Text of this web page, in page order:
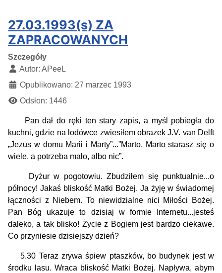
27.03.1993(s) ZA
ZAPRACOWANYCH
Szczegóły
Autor: APeeL
Opublikowano: 27 marzec 1993
Odsłon: 1446
Pan dał do ręki ten stary zapis, a myśl pobiegła do
kuchni, gdzie na lodówce zwiesiłem obrazek J.V. van Delft
„Jezus w domu Marii i Marty”...”Marto, Marto starasz się o
wiele, a potrzeba mało, albo nic”.
Dyżur w pogotowiu. Zbudziłem się punktualnie...o
północy! Jakaś bliskość Matki Bożej. Ja żyję w świadomej
łączności z Niebem. To niewidzialne nici Miłości Bożej.
Pan Bóg ukazuje to dzisiaj w formie Internetu...jesteś
daleko, a tak blisko! Życie z Bogiem jest bardzo ciekawe.
Co przyniesie dzisiejszy dzień?
5.30 Teraz zrywa śpiew ptaszków, bo budynek jest w
środku lasu. Wraca bliskość Matki Bożej. Napływa, abym